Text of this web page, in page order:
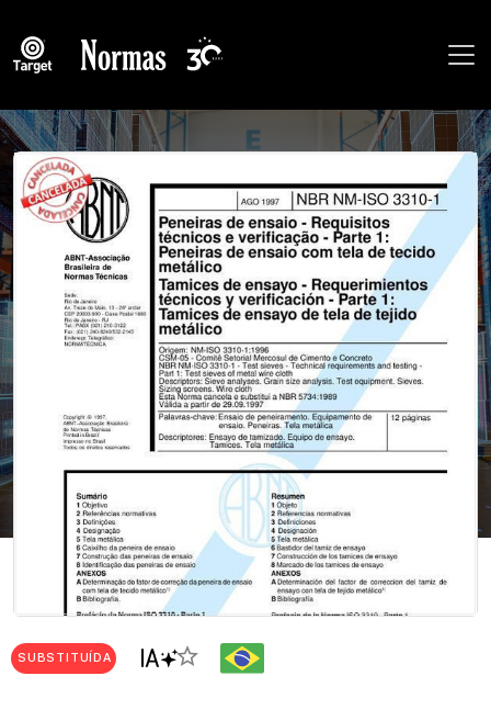
SUBSTITUÍDA star_border